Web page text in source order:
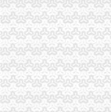
一般纳税人资格认证
【注册一般纳税人公
【地宝网】南昌一般